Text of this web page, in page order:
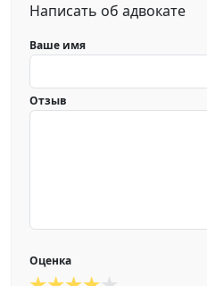
Написать об адвокате
Ваше имя
Отзыв
Оценка